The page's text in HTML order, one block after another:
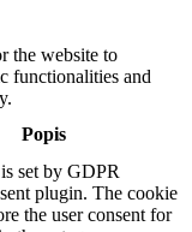
the website to
functionalities and
Popis
set by GDPR
plugin. The cookie
the user consent for